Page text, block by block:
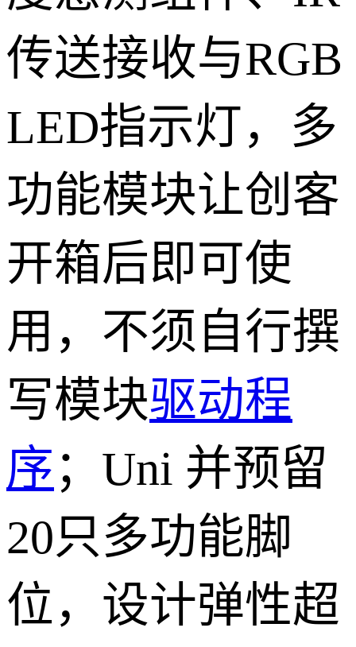
传送接收与RGB
LED指示灯，多
功能模块让创客
开箱后即可使
用，不须自行撰
写模块驱动程
序；Uni 并预留
20只多功能脚
位，设计弹性超